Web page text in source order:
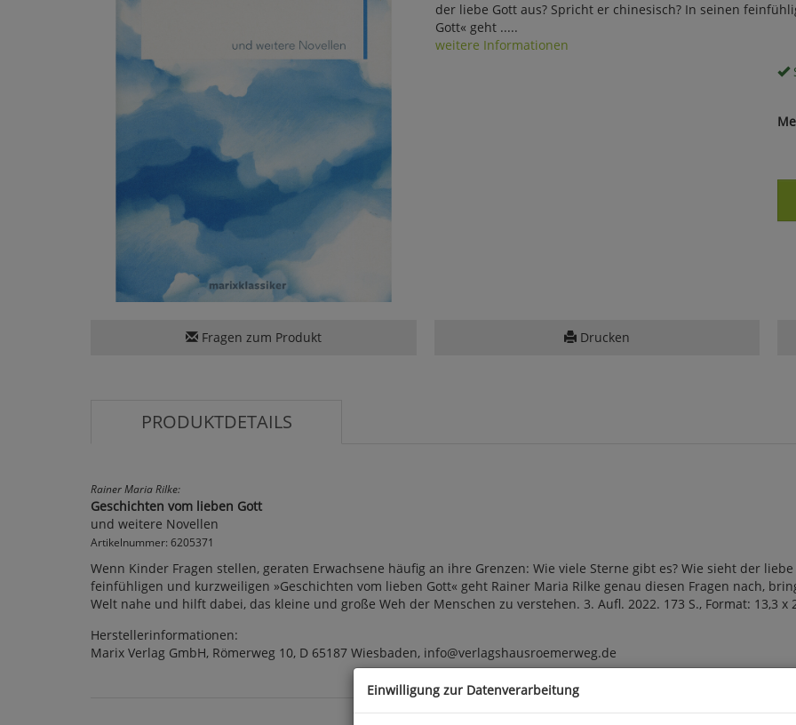
der liebe Gott aus? Spricht er chinesisch? In seinen
Gott« geht .....
weitere Informationen
Fragen zum Produkt Drucken
PRODUKTDETAILS
Rainer Maria Rilke:
Geschichten vom lieben Gott
und weitere Novellen
Artikelnummer: 6205371
Wenn Kinder Fragen stellen, geraten Erwachsene häufig an ihre Grenzen: Wie viele Sterne gibt es? Wie sieht der
feinfühligen und kurzweiligen »Geschichten vom lieben Gott« geht Rainer Maria Rilke genau diesen Fragen nach,
Welt nahe und hilft dabei, das kleine und große Weh der Menschen zu verstehen. 3. Aufl. 2022. 173 S., Format: 13,3 x
Herstellerinformationen:
Marix Verlag GmbH, Römerweg 10, D 65187 Wiesbaden, info@verlagshausroemerweg.de
Einwilligung zur Datenverarbeitung